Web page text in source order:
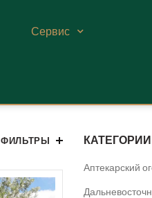
Сервис
КАТЕГОРИИ
Аптекарский
ФИЛЬТРЫ